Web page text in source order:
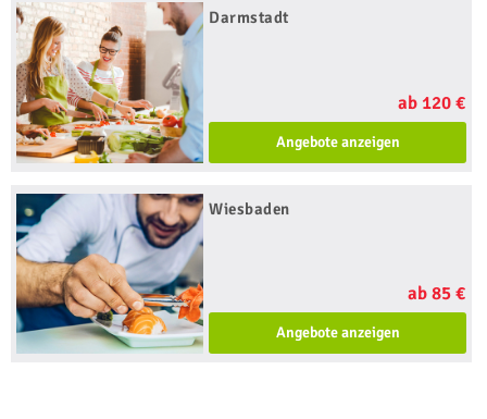
Darmstadt
ab 120 €
Angebote anzeigen
Wiesbaden
ab 85 €
Angebote anzeigen